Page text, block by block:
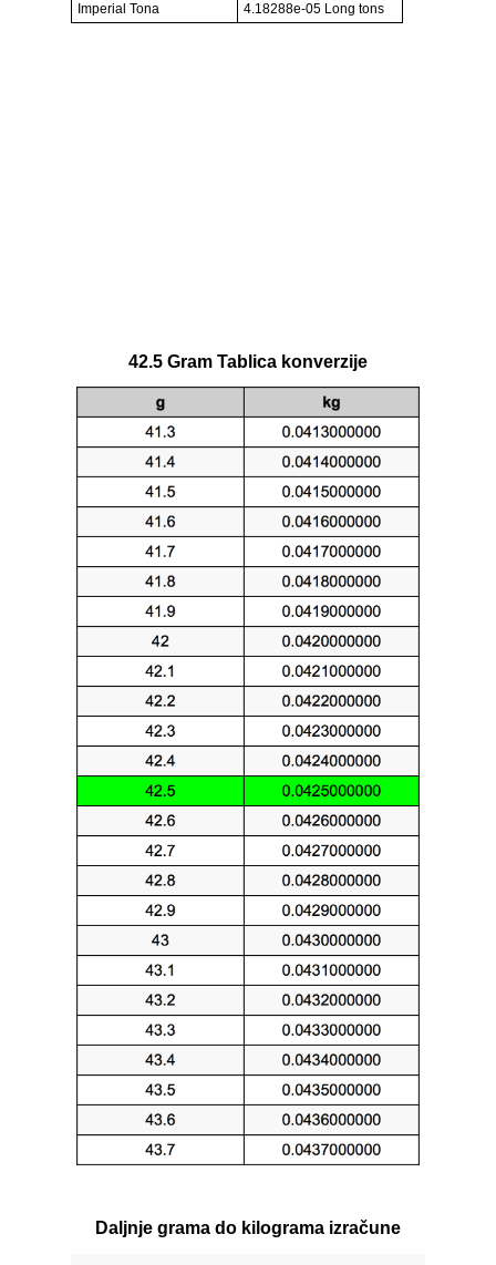
Imperial Tona
4.18288e-05 Long tons
42.5 Gram Tablica konverzije
Daljnje grama do kilograma izračune